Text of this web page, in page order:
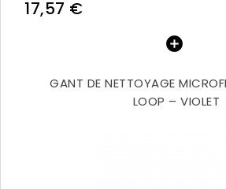
17,57 €
GANT DE NETTOYAGE
LOOP – VIOLET